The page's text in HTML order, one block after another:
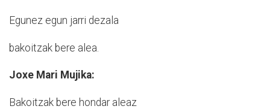
Egunez egun jarri dezala
bakoitzak bere alea.
Joxe Mari Mujika:
Bakoitzak bere hondar aleaz